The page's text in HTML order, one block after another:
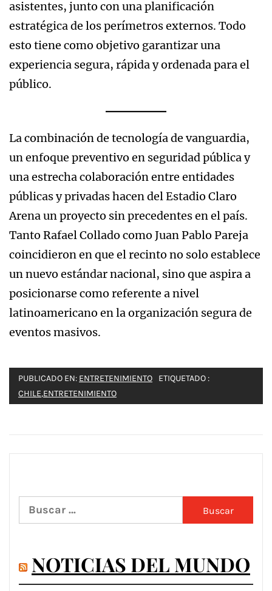
asistentes, junto con una planificación
estratégica de los perímetros externos. Todo
esto tiene como objetivo garantizar una
experiencia segura, rápida y ordenada para el
público.
La combinación de tecnología de vanguardia,
un enfoque preventivo en seguridad pública y
una estrecha colaboración entre entidades
públicas y privadas hacen del Estadio Claro
Arena un proyecto sin precedentes en el país.
Tanto Rafael Collado como Juan Pablo Pareja
coincidieron en que el recinto no solo establece
un nuevo estándar nacional, sino que aspira a
posicionarse como referente a nivel
latinoamericano en la organización segura de
eventos masivos.
PUBLICADO EN: ENTRETENIMIENTO
ETIQUETADO :
CHILE,ENTRETENIMIENTO
Buscar:
NOTICIAS DEL MUNDO